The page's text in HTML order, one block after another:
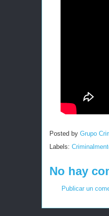
Posted by Grupo
Labels:
No hay
Publicar un